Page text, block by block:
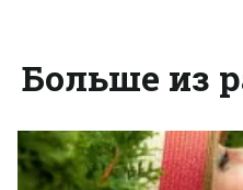
Больше из